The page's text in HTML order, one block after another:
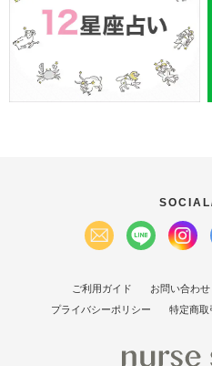
ご利用ガイド お問い合わせ
プライバシーポリシー
特定商取